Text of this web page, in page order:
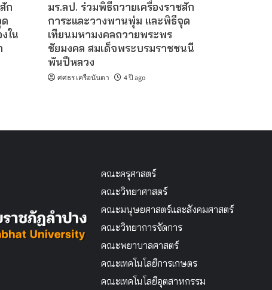
ก
ใน
มร.ลป. ร่วมพิธีถวายเครื่องราชสัก
การะและวางพานพุ่ม และพิธีจุด
เทียนมหามงคลถวายพระพร
ชัยมงคล สมเด็จพระบรมราชชนนี
พันปีหลวง
ศศธร เครือนันตา 4 ปี ago
คณะครุศาสตร์
คณะวิทยาศาสตร์
คณะมนุษยศาสตร์และสังคมศาสตร์
คณะวิทยาการจัดการ
คณะพยาบาลศาสตร์
คณะเทคโนโลยีการเกษตร
คณะเทคโนโลยีอุตสาหกรรม